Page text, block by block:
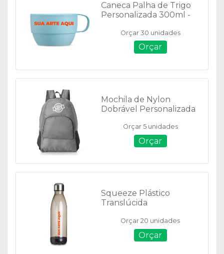
Caneca Palha de Trigo
Personalizada 300ml -
Orçar 30 unidades
Orçar
Mochila de Nylon
Dobrável Personalizada
Orçar 5 unidades
Orçar
Squeeze Plástico
Translúcida
14739Orçar 20 unidades
Orçar